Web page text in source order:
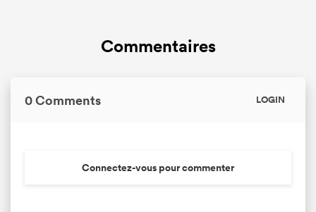
Commentaires
0 Comments LOGIN
Connectez-vous pour commenter